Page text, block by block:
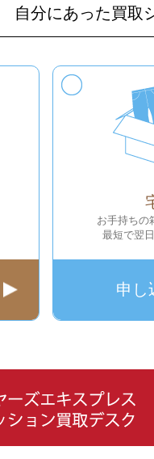
自分にあった買取
お手持ちの
最短で翌
申し